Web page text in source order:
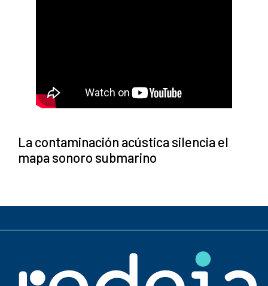
La contaminación acústica silencia el
mapa sonoro submarino